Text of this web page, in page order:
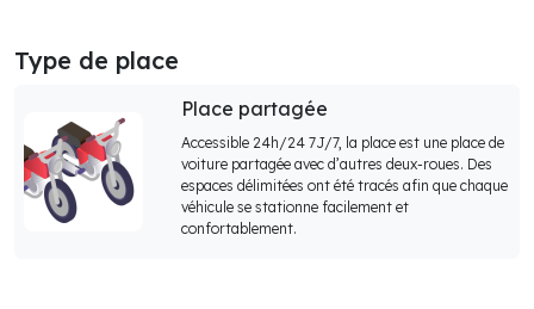
Type de place
Place partagée
Accessible 24h/24 7J/7, la place est une place de
voiture partagée avec d’autres deux-roues. Des
espaces délimitées ont été tracés afin que chaque
véhicule se stationne facilement et
confortablement.